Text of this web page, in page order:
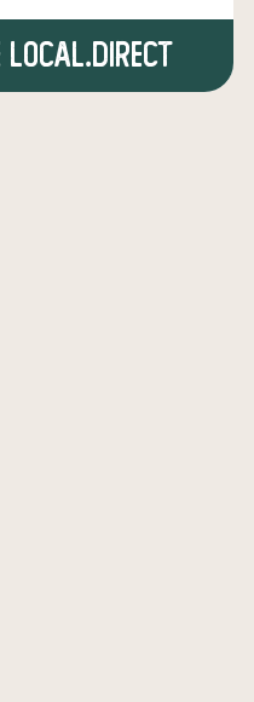
local.direct